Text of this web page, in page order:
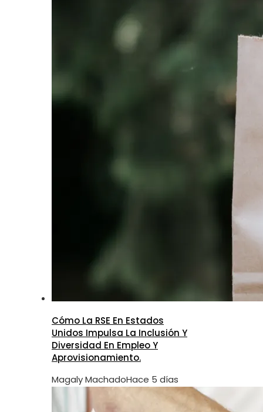
Cómo La RSE En Estados
Unidos Impulsa La Inclusión Y
Diversidad En Empleo Y
Aprovisionamiento.
Magaly MachadoHace 5 días